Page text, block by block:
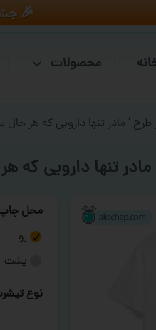
🎉
محصولات
‘ مادر تنها دارویی که هر حال
تنها دارویی که
محل
رو
پشت
نوع